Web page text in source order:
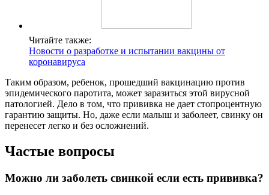
Читайте также:
Новости о разработке и испытании вакцины от
коронавируса
Таким образом, ребенок, прошедший вакцинацию против
эпидемического паротита, может заразиться этой вирусной
патологией. Дело в том, что прививка не дает стопроцентную
гарантию защиты. Но, даже если малыш и заболеет, свинку он
перенесет легко и без осложнений.
Частые вопросы
Можно ли заболеть свинкой если есть прививка?